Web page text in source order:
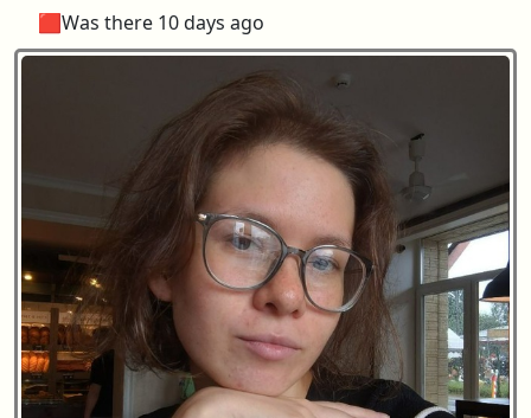
🟥Was there 10 days ago